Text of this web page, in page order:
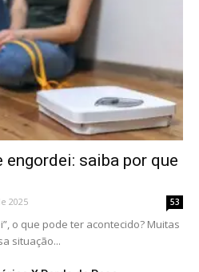
engordei: saiba por que
2025 53
o que pode ter acontecido? Muitas
situação...